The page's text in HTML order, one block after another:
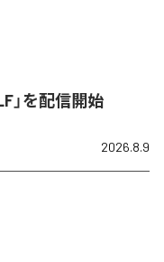
」を配信開始
2026.8.9